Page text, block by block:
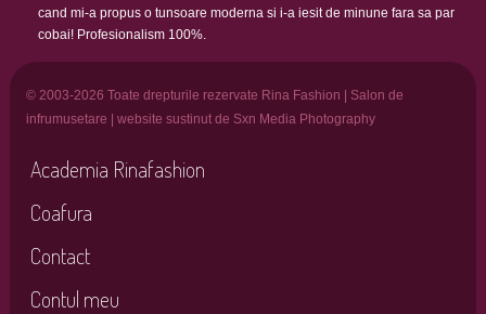
cand mi-a propus o tunsoare moderna si i-a iesit de minune fara sa par
cobai! Profesionalism 100%.
© 2003-2026 Toate drepturile rezervate Rina Fashion | Salon de
infrumusetare | website sustinut de Sxn Media Photography
Academia Rinafashion
Coafura
Contact
Contul meu